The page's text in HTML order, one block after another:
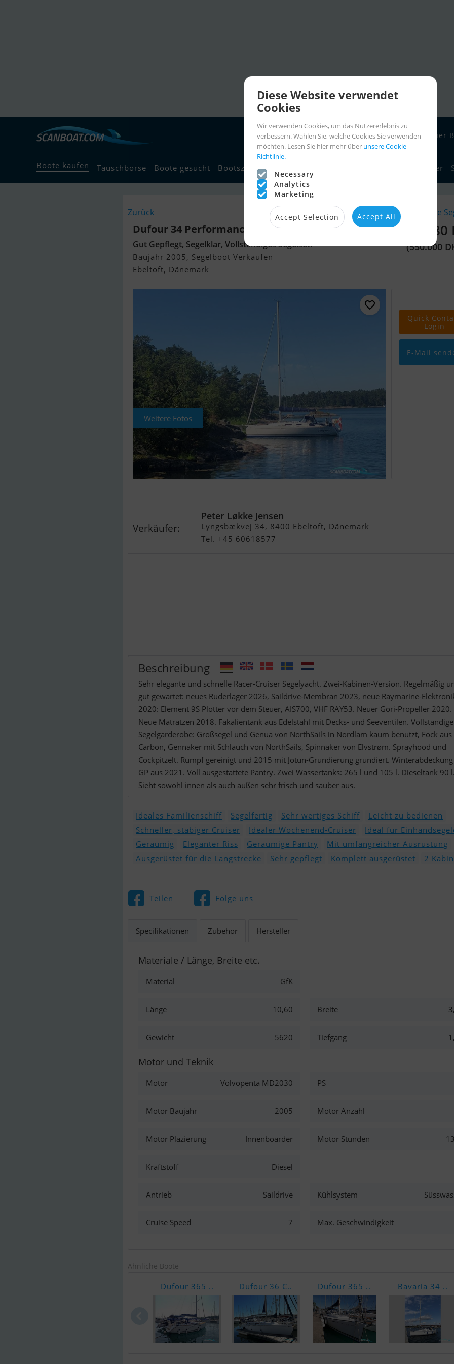
Neuer
Boote kaufen Tauschbörse Boote gesucht Bootszubehör Bootscharter
Zurück Ähnliche
Dufour 34 Performance
Gut Gepflegt, Segelklar, Vollständiges Segelset.
Baujahr 2005, Segelboot Verkaufen
Ebeltoft, Dänemark
73.680
(550.000
Weitere Fotos
Quick
Login
E-Mail
Verkäufer:
Peter Løkke Jensen
Lyngsbækvej 34, 8400 Ebeltoft, Dänemark
Tel. +45 60618577
Beschreibung
Sehr elegante und schnelle Racer-Cruiser Segelyacht. Zwei-Kabinen-Version. Regelmäßig
gut gewartet: neues Ruderlager 2026, Saildrive-Membran 2023, neue Raymarine-
2020: Element 9S Plotter vor dem Steuer, AIS700, VHF RAY53. Neuer Gori-Propeller 2020.
Neue Matratzen 2018. Fäkalientank aus Edelstahl mit Decks- und Seeventilen. Vollständige
Segelgarderobe: Großsegel und Genua von NorthSails in Nordlam kaum benutzt, Fock aus
Carbon, Gennaker mit Schlauch von NorthSails, Spinnaker von Elvstrøm. Sprayhood und
Cockpitzelt. Rumpf gereinigt und 2015 mit Jotun-Grundierung grundiert.
GP aus 2021. Voll ausgestattete Pantry. Zwei Wassertanks: 265 l und 105 l. Dieseltank 90 l.
Sieht sowohl innen als auch außen sehr frisch und sauber aus.
Ideales Familienschiff Segelfertig Sehr wertiges Schiff
Leicht zu bedienen
Schneller, stäbiger Cruiser
Idealer Wochenend-Cruiser
Ideal für
Geräumig
Eleganter Riss Geräumige Pantry
Mit umfangreicher Ausrüstung
Ausgerüstet für die Langstrecke
Sehr gepflegt Komplett ausgerüstet 2
Teilen Folge uns
Specifikationen Zubehör Hersteller
Materiale / Länge, Breite etc.
Material GfK
Länge 10,60 Breite
Gewicht 5620 Tiefgang
Motor und Teknik
Motor Volvopenta MD2030 PS
Motor Baujahr 2005 Motor Anzahl
Motor Plazierung Innenboarder Motor Stunden
Kraftstoff Diesel
Antrieb Saildrive Kühlsystem
Cruise Speed 7 Max. Geschwindigkeit
Ähnliche Boote
Dufour 365 .. Dufour 36 C.. Dufour 365 .. Bavaria 34 ..
Diese Website verwendet
Cookies
Wir verwenden Cookies, um das Nutzererlebnis zu
verbessern. Wählen Sie, welche Cookies Sie verwenden
möchten. Lesen Sie hier mehr über unsere Cookie-
Richtlinie.
Necessary
Analytics
Marketing
Accept Selection Accept All